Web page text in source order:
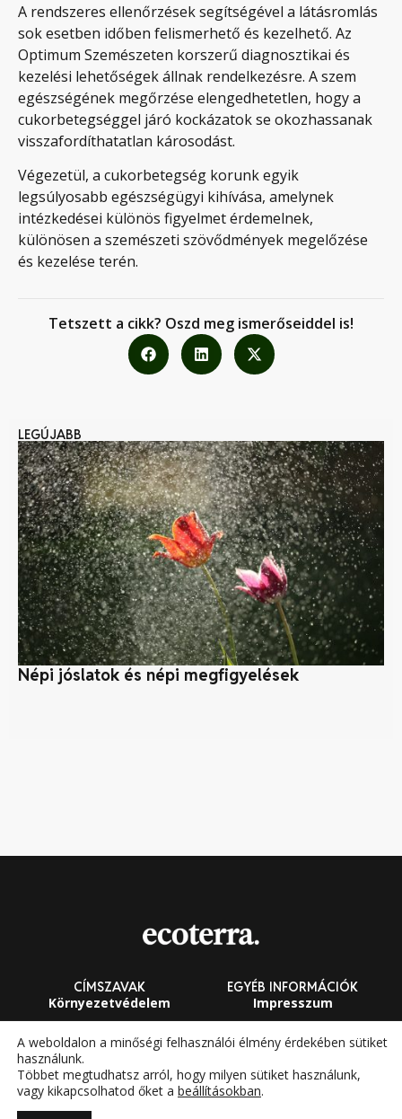
A rendszeres ellenőrzések segítségével a látásromlás
sok esetben időben felismerhető és kezelhető. Az
Optimum Szemészeten korszerű diagnosztikai és
kezelési lehetőségek állnak rendelkezésre. A szem
egészségének megőrzése elengedhetetlen, hogy a
cukorbetegséggel járó kockázatok se okozhassanak
visszafordíthatatlan károsodást.
Végezetül, a cukorbetegség korunk egyik
legsúlyosabb egészségügyi kihívása, amelynek
intézkedései különös figyelmet érdemelnek,
különösen a szemészeti szövődmények megelőzése
és kezelése terén.
Tetszett a cikk? Oszd meg ismerőseiddel is!
LEGÚJABB
Népi jóslatok és népi megfigyelések
CÍMSZAVAK
Környezetvédelem
Fenntarthatóság
Megújuló energia
EGYÉB INFORMÁCIÓK
Impresszum
Általános Szerződési
Feltételek
A weboldalon a minőségi felhasználói élmény érdekében sütiket
használunk.
Többet megtudhatsz arról, hogy milyen sütiket használunk,
vagy kikapcsolhatod őket a beállításokban.